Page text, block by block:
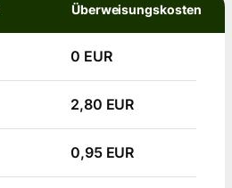
Überweisungskosten
0 EUR
2,80 EUR
0,95 EUR